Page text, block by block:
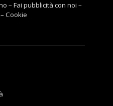
–Fai pubblicità con noi –
Cookie